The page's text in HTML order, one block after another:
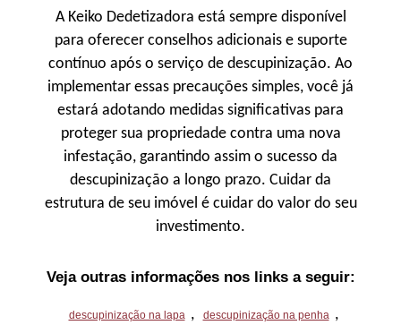
A Keiko Dedetizadora está sempre disponível
para oferecer conselhos adicionais e suporte
contínuo após o serviço de descupinização. Ao
implementar essas precauções simples, você já
estará adotando medidas significativas para
proteger sua propriedade contra uma nova
infestação, garantindo assim o sucesso da
descupinização a longo prazo. Cuidar da
estrutura de seu imóvel é cuidar do valor do seu
investimento.
Veja outras informações nos links a seguir:
descupinização na lapa , descupinização na penha ,